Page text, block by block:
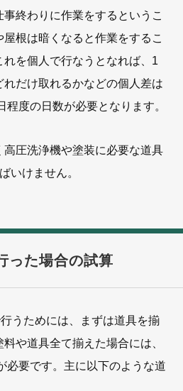
終わりに作業をするというこ
根は暗くなると作業をするこ
を個人で行なうとなれば、1
だけ取れるかなどの個人差は
度の日数が必要となります。
高圧洗浄機や塗装に必要な道具
いけません。
った場合の試算
うためには、まずは道具を揃
や道具全て揃えた場合には、
必要です。主に以下のような道